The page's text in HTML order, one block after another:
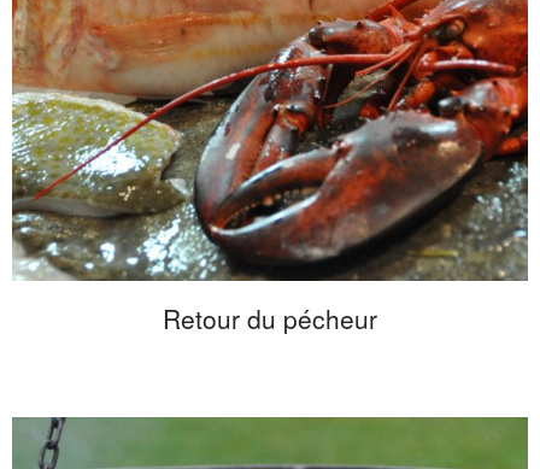
Retour du pécheur